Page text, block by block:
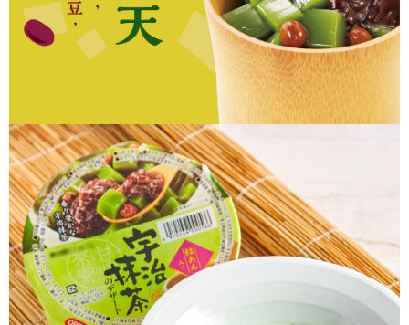
【注意事項】
１．透過由恩沛科技股份有限公司提供之「AFTEE先享後付」服務完成之交
易，需依本服務之必要範圍內提供個人資料，並將交易相關給付款項請求債
２．關於個人資料處理事宜，請瀏覽以下網址：
３．未成年的使用者請事先徵得法定代理人或監護人之同意方可使用
「AFTEE先享後付」，若未經同意申辦者引起之損失，本公司不負相關責
任。
４．使用「AFTEE先享後付」時，將依據個別帳號之用戶狀況，依本公司即
時審查核予不同之上限額度；若仍有額度不足之情形，本公司將視審查結果
請求用戶進行身份認證。
５．嚴禁一人註冊多個帳號或使用他人資訊註冊。若發現惡意使用之情形，
恩沛科技股份有限公司將有權停止該用戶之使用額度並採取法律行動。